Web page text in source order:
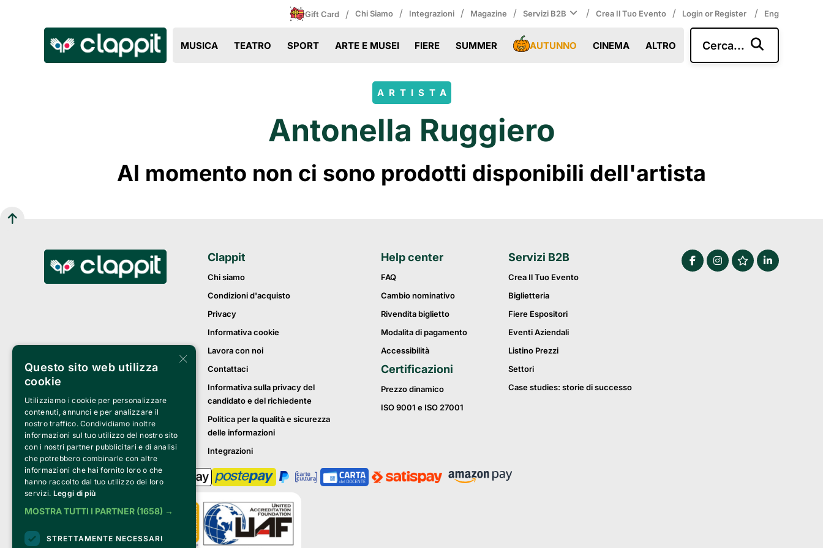
Gift Card / Chi Siamo / Integrazioni / Magazine / Servizi B2B / Crea Il Tuo Evento / Login or Register / Eng
MUSICA TEATRO SPORT ARTE E MUSEI FIERE SUMMER AUTUNNO CINEMA ALTRO Cerca...
ARTISTA
Antonella Ruggiero
Al momento non ci sono prodotti disponibili dell'artista
Clappit
Chi siamo
Condizioni d'acquisto
Privacy
Informativa cookie
Lavora con noi
Contattaci
Informativa sulla privacy del
candidato e del richiedente
Politica per la qualità e sicurezza
delle informazioni
Integrazioni
Help center
FAQ
Cambio nominativo
Rivendita biglietto
Modalita di pagamento
Accessibilità
Certificazioni
Prezzo dinamico
ISO 9001 e ISO 27001
Servizi B2B
Crea Il Tuo Evento
Biglietteria
Fiere Espositori
Eventi Aziendali
Listino Prezzi
Settori
Case studies: storie di successo
×
Questo sito web utilizza
cookie
Utilizziamo i cookie per personalizzare
contenuti, annunci e per analizzare il
nostro traffico. Condividiamo inoltre
informazioni sul tuo utilizzo del nostro sito
con i nostri partner pubblicitari e di analisi
che potrebbero combinarle con altre
informazioni che hai fornito loro o che
hanno raccolto dal tuo utilizzo dei loro
servizi. Leggi di più
MOSTRA TUTTI I PARTNER (1658) →
STRETTAMENTE NECESSARI